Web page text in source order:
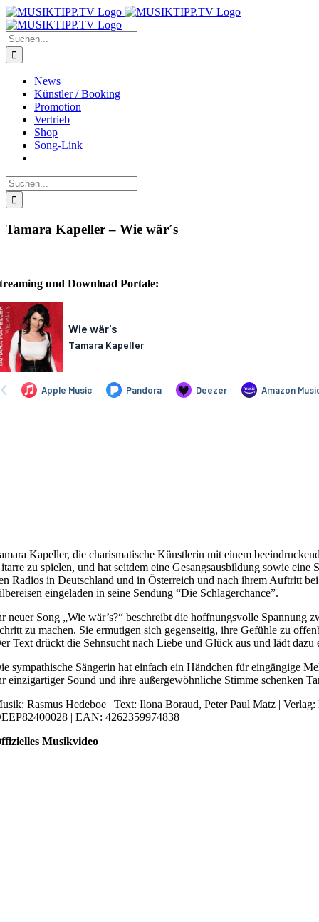
Zum
Inhalt
springen
Suche
nach:
News
Künstler / Booking
Promotion
Vertrieb
Shop
Song-Link
Suche
nach:
Tamara Kapeller – Wie wär´s
und Download Portale:
Kapeller, die charismatische Künstlerin mit einem
zu spielen, und hat seitdem eine Gesangsausbildung sowie
Radios in Deutschland und in Österreich und nach ihrem Auftritt
eingeladen in seine Sendung “Die Schlagerchance”.
neuer Song „Wie wär’s?“ beschreibt die hoffnungsvolle Spannung
zu machen. Sie ermutigen sich gegenseitig, ihre Gefühle zu
Text drückt die Sehnsucht nach Liebe und Glück aus und lädt
sympathische Sängerin hat einfach ein Händchen für eingängige
einzigartiger Sound und ihre außergewöhnliche Stimme schenken
Rasmus Hedeboe | Text: Ilona Boraud, Peter Paul Matz |
| EAN: 4262359974838
Musikvideo